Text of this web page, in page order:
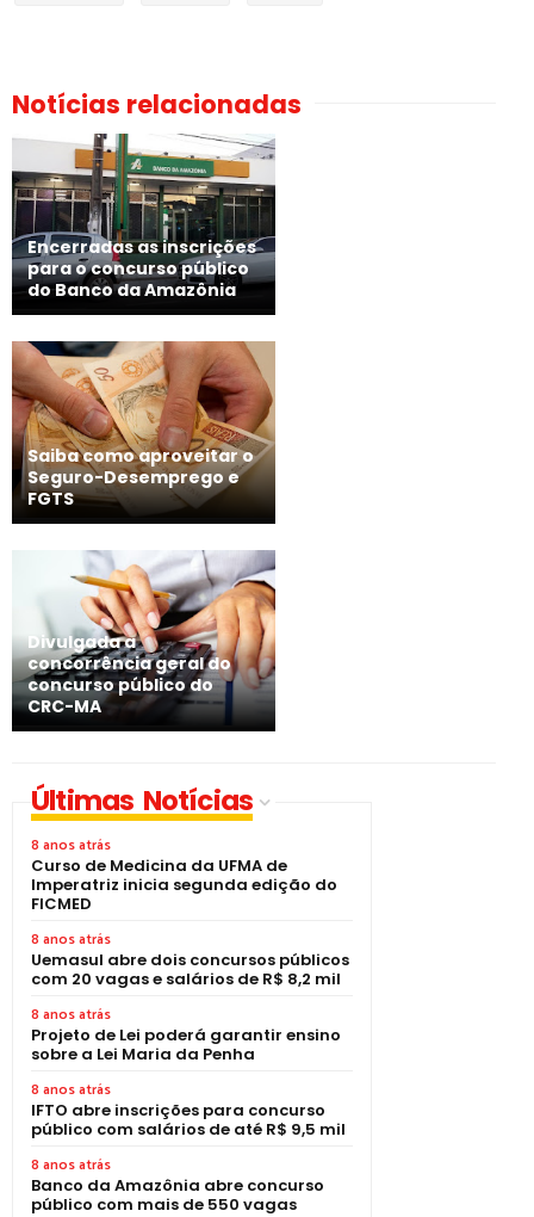
Notícias relacionadas
Encerradas as inscrições
para o concurso público
do Banco da Amazônia
Saiba como aproveitar o
Seguro-Desemprego e
FGTS
Divulgada a
concorrência geral do
concurso público do
CRC-MA
Últimas Notícias
8 anos atrás
Curso de Medicina da UFMA de
Imperatriz inicia segunda edição do
FICMED
8 anos atrás
Uemasul abre dois concursos públicos
com 20 vagas e salários de R$ 8,2 mil
8 anos atrás
Projeto de Lei poderá garantir ensino
sobre a Lei Maria da Penha
8 anos atrás
IFTO abre inscrições para concurso
público com salários de até R$ 9,5 mil
8 anos atrás
Banco da Amazônia abre concurso
público com mais de 550 vagas